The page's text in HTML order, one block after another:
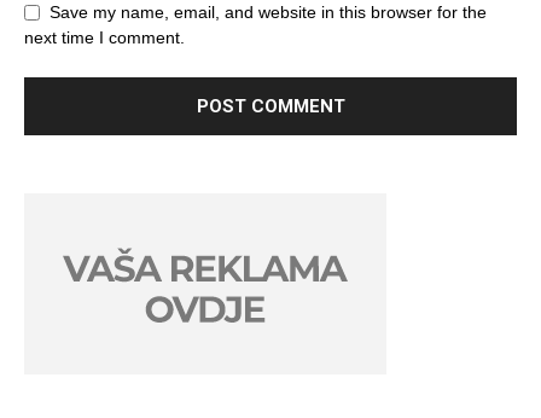
Save my name, email, and website in this browser for the
next time I comment.